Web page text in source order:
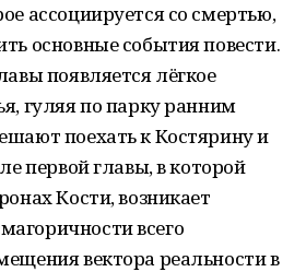
ассоциируется со смертью,
основные события повести.
появляется лёгкое
гуляя по парку ранним
поехать к Костярину и
первой главы, в которой
Кости, возникает
всего
вектора реальности в